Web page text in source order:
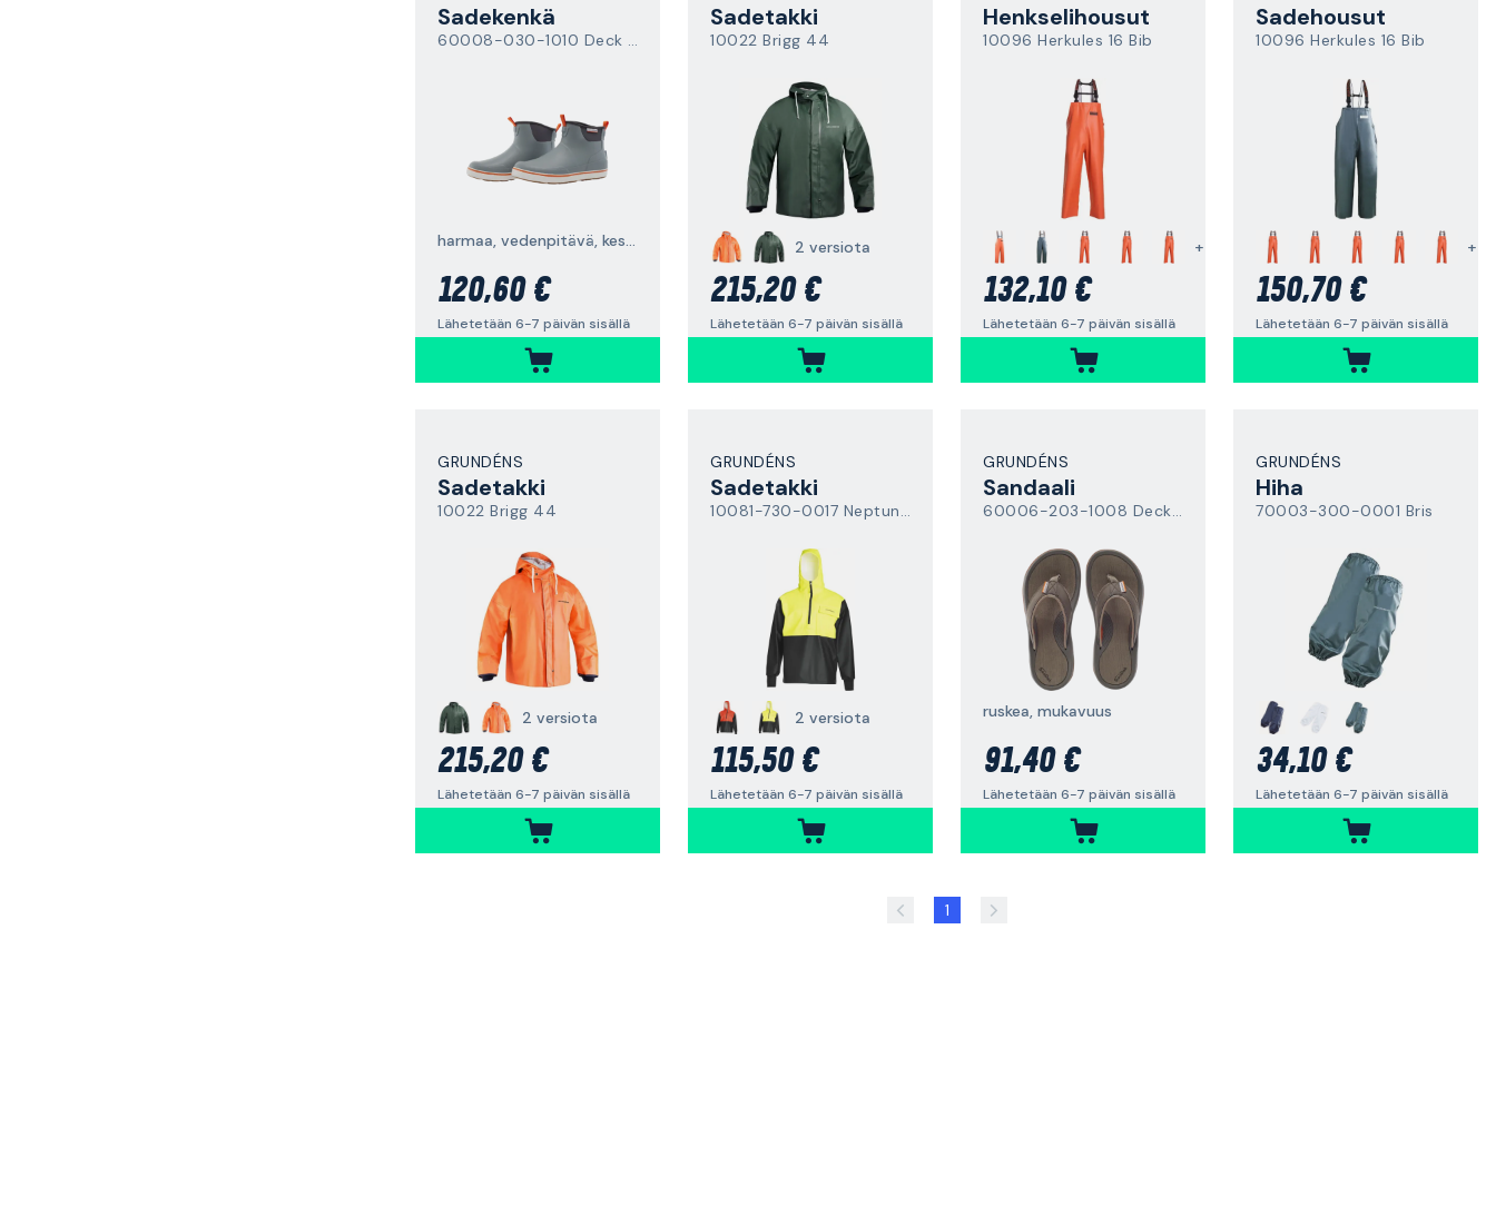
Sadekenkä
60008-030-1010 Deck Boss
harmaa, vedenpitävä, kestävä
120,60 €
Lähetetään 6-7 päivän sisällä
Sadetakki
10022 Brigg 44
2 versiota
215,20 €
Lähetetään 6-7 päivän sisällä
Henkselihousut
10096 Herkules 16 Bib
+
132,10 €
Lähetetään 6-7 päivän sisällä
Sadehousut
10096 Herkules 16 Bib
+
150,70 €
Lähetetään 6-7 päivän sisällä
GRUNDÉNS
Sadetakki
10022 Brigg 44
2 versiota
215,20 €
Lähetetään 6-7 päivän sisällä
GRUNDÉNS
Sadetakki
10081-730-0017 Neptune 103
2 versiota
115,50 €
Lähetetään 6-7 päivän sisällä
GRUNDÉNS
Sandaali
60006-203-1008 Deck Boss
ruskea, mukavuus
91,40 €
Lähetetään 6-7 päivän sisällä
GRUNDÉNS
Hiha
70003-300-0001 Bris
34,10 €
Lähetetään 6-7 päivän sisällä
1